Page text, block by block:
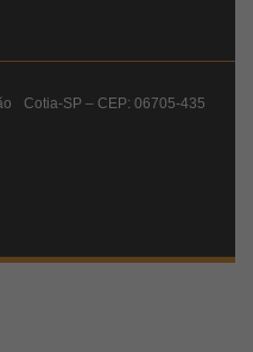
Cotia-SP – CEP: 06705-435